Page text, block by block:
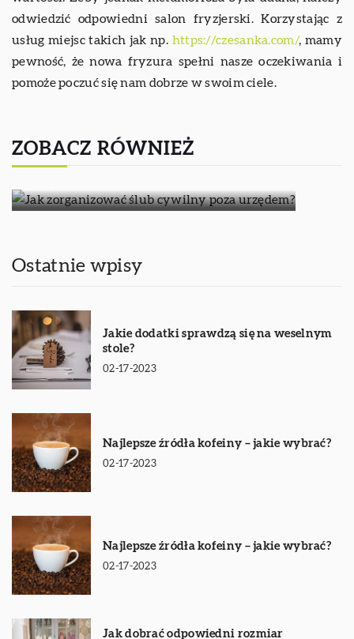
odwiedzić odpowiedni salon fryzjerski. Korzystając z
usług miejsc takich jak np. https://czesanka.com/, mamy
pewność, że nowa fryzura spełni nasze oczekiwania i
pomoże poczuć się nam dobrze w swoim ciele.
ZOBACZ RÓWNIEŻ
05-16-2019
Jak zorganizować ślub cywilny poza
Ostatnie wpisy
Jakie dodatki sprawdzą się na weselnym
stole?
02-17-2023
Najlepsze źródła kofeiny – jakie wybrać?
02-17-2023
Najlepsze źródła kofeiny – jakie wybrać?
02-17-2023
Jak dobrać odpowiedni rozmiar